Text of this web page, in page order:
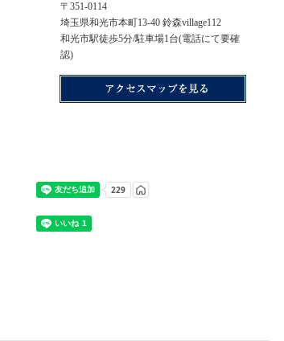
〒351-0114
埼玉県和光市本町13-40 鈴森village112
和光市駅徒歩5分/駐車場1台(電話にて要確
認)